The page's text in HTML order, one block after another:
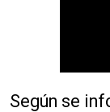
Según se